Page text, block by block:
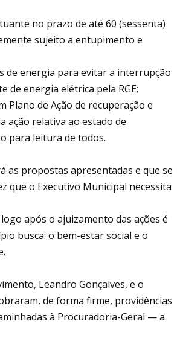
no prazo de até 60 (sessenta)
sujeito a entupimento e
de energia para evitar a interrupção
energia elétrica pela RGE;
Plano de Ação de recuperação e
ação relativa ao estado de
para leitura de todos.
as propostas apresentadas e que se
que o Executivo Municipal necessita
após o ajuizamento das ações é
busca: o bem-estar social e o
Leandro Gonçalves, e o
de forma firme, providências
à Procuradoria-Geral — a